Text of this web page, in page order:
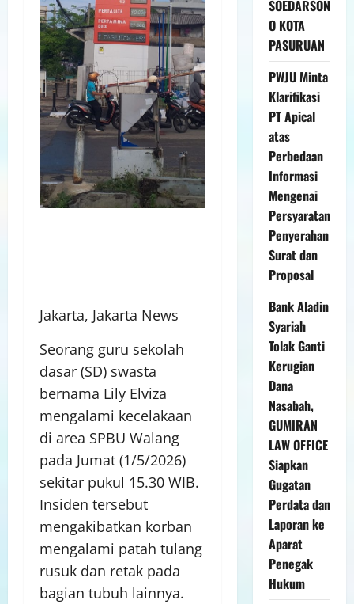
Jakarta, Jakarta News
Seorang guru sekolah
dasar (SD) swasta
bernama Lily Elviza
mengalami kecelakaan
di area SPBU Walang
pada Jumat (1/5/2026)
sekitar pukul 15.30 WIB.
Insiden tersebut
mengakibatkan korban
mengalami patah tulang
rusuk dan retak pada
bagian tubuh lainnya.
SOEDARSON
O KOTA
PASURUAN
PWJU Minta
Klarifikasi
PT Apical
atas
Perbedaan
Informasi
Mengenai
Persyaratan
Penyerahan
Surat dan
Proposal
Bank Aladin
Syariah
Tolak Ganti
Kerugian
Dana
Nasabah,
GUMIRAN
LAW OFFICE
Siapkan
Gugatan
Perdata dan
Laporan ke
Aparat
Penegak
Hukum